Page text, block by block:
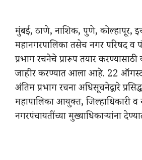
मुंबई, ठाणे, नाशिक, पुणे, कोल्हापूर,
महानगरपालिका तसेच नगर परिषद व
प्रभाग रचनेचे प्रारूप तयार करण्यासाठी
जाहीर करण्यात आला आहे. 22 ऑगस्ट
अंतिम प्रभाग रचना अधिसूचनेद्वारे
महापालिका आयुक्त, जिल्हाधिकारी
नगरपंचायतींच्या मुख्याधिकाऱ्यांना